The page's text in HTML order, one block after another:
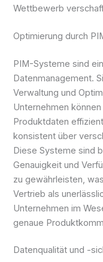
Wettbewerb
Optimierung durch
PIM-Systeme sind
Datenmanagement.
Verwaltung und
Unternehmen
Produktdaten
konsistent über
Diese Systeme sind
Genauigkeit und
zu gewährleisten,
Vertrieb als
Unternehmen im
genaue
Datenqualität und -